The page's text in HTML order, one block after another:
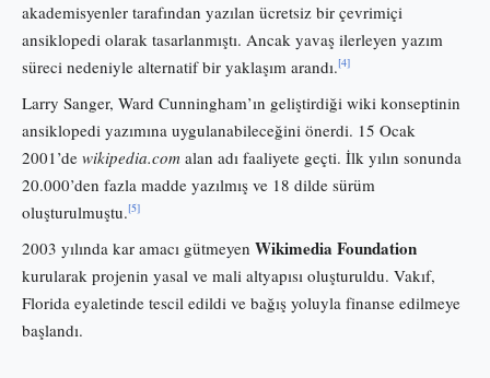
akademisyenler tarafından yazılan ücretsiz bir çevrimiçi
ansiklopedi olarak tasarlanmıştı. Ancak yavaş ilerleyen yazım
süreci nedeniyle alternatif bir yaklaşım arandı.[4]
Larry Sanger, Ward Cunningham’ın geliştirdiği wiki konseptinin
ansiklopedi yazımına uygulanabileceğini önerdi. 15 Ocak
2001’de wikipedia.com alan adı faaliyete geçti. İlk yılın sonunda
20.000’den fazla madde yazılmış ve 18 dilde sürüm
oluşturulmuştu.[5]
2003 yılında kar amacı gütmeyen Wikimedia Foundation
kurularak projenin yasal ve mali altyapısı oluşturuldu. Vakıf,
Florida eyaletinde tescil edildi ve bağış yoluyla finanse edilmeye
başlandı.